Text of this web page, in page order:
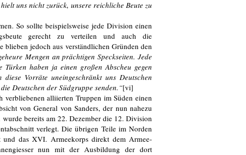
uns nicht zurück, unsere reichliche Beute zu
So sollte beispielsweise jede Division einen
gerecht zu verteilen und auch die
jedoch aus verständlichen Gründen den
Mengen an prächtigen Speckseiten. Jede
haben ja einen großen Abscheu gegen
Vorräte uneingeschränkt uns Deutschen
Deutschen der Südgruppe senden.“[vi]
alliierten Truppen im Süden einen
von General von Sanders, der nun nahezu
bereits am 22. Dezember die 12. Division
verlegt. Die übrigen Teile im Norden
und das XVI. Armeekorps direkt dem Armee-
nun mit der Ausbildung der dort